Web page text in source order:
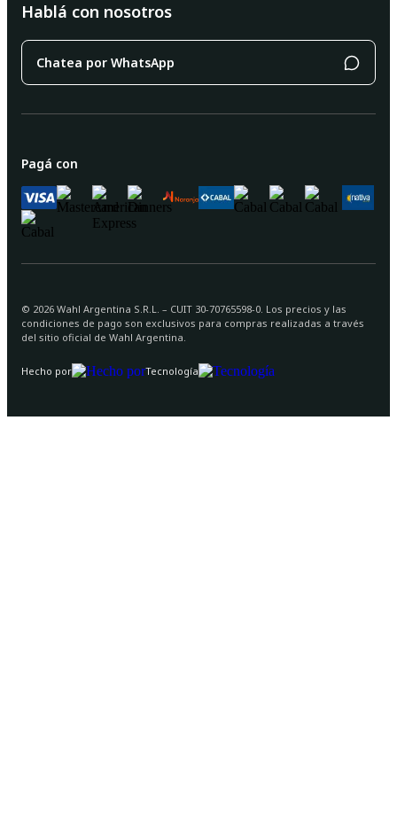
Hablá con nosotros
Chatea por WhatsApp
Pagá con
© 2026 Wahl Argentina S.R.L. – CUIT 30-70765598-0. Los precios y las
condiciones de pago son exclusivos para compras realizadas a través
del sitio oficial de Wahl Argentina.
Hecho por Tecnología